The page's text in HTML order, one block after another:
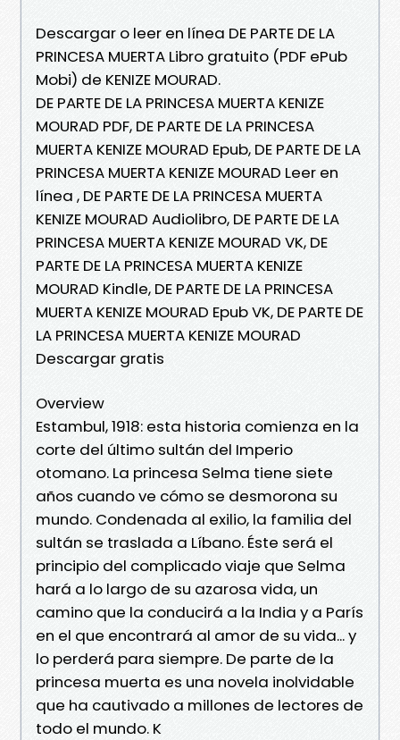
Descargar o leer en línea DE PARTE DE LA
PRINCESA MUERTA Libro gratuito (PDF ePub
Mobi) de KENIZE MOURAD.
DE PARTE DE LA PRINCESA MUERTA KENIZE
MOURAD PDF, DE PARTE DE LA PRINCESA
MUERTA KENIZE MOURAD Epub, DE PARTE DE LA
PRINCESA MUERTA KENIZE MOURAD Leer en
línea , DE PARTE DE LA PRINCESA MUERTA
KENIZE MOURAD Audiolibro, DE PARTE DE LA
PRINCESA MUERTA KENIZE MOURAD VK, DE
PARTE DE LA PRINCESA MUERTA KENIZE
MOURAD Kindle, DE PARTE DE LA PRINCESA
MUERTA KENIZE MOURAD Epub VK, DE PARTE DE
LA PRINCESA MUERTA KENIZE MOURAD
Descargar gratis
Overview
Estambul, 1918: esta historia comienza en la
corte del último sultán del Imperio
otomano. La princesa Selma tiene siete
años cuando ve cómo se desmorona su
mundo. Condenada al exilio, la familia del
sultán se traslada a Líbano. Éste será el
principio del complicado viaje que Selma
hará a lo largo de su azarosa vida, un
camino que la conducirá a la India y a París
en el que encontrará al amor de su vida... y
lo perderá para siempre. De parte de la
princesa muerta es una novela inolvidable
que ha cautivado a millones de lectores de
todo el mundo. K